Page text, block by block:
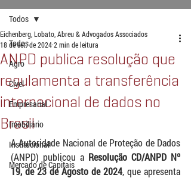
Todos
Agro
Cível
Empresarial
Imobiliário
Institucional
Mercado de Capitais
Todos
ANPD publica resolução que
regulamenta a transferência
internacional de dados no
Brasil
Eichenberg, Lobato, Abreu & Advogados Associados
18 de set. de 20242 min de leitura
A Autoridade Nacional de Proteção de Dados
(ANPD) publicou a Resolução CD/ANPD Nº
19, de 23 de Agosto de 2024, que apresenta